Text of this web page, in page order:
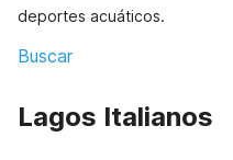
deportes acuáticos.
Buscar
Lagos Italianos